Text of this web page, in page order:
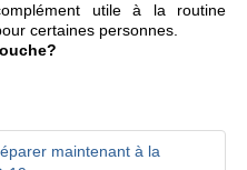
utile à la routine
certaines personnes.
maintenant à la